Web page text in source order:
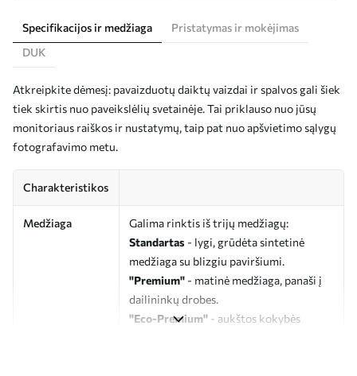
Specifikacijos ir medžiaga
Pristatymas ir mokėjimas
DUK
Atkreipkite dėmesį: pavaizduotų daiktų vaizdai ir spalvos gali šiek
tiek skirtis nuo paveikslėlių svetainėje. Tai priklauso nuo jūsų
monitoriaus raiškos ir nustatymų, taip pat nuo apšvietimo sąlygų
fotografavimo metu.
Charakteristikos
Medžiaga
Galima rinktis iš trijų medžiagų:
Standartas - lygi, grūdėta sintetinė
medžiaga su blizgiu paviršiumi.
"Premium" - matinė medžiaga, panaši į
dailininkų drobes.
"Eco-Premium" - aukštos kokybės